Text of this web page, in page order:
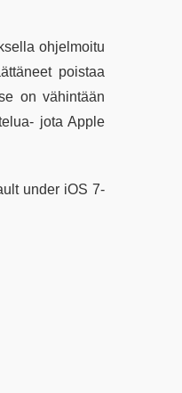
ohjelmoitu
poistaa
on vähintään
jota Apple
under iOS 7-